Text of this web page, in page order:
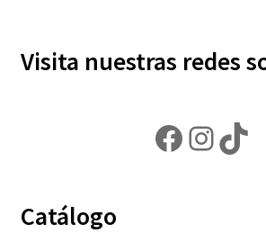
Visita nuestras redes
Facebook
Catálogo